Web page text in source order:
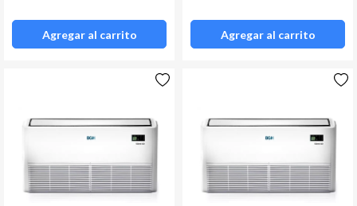
Agregar al carrito Agregar al carrito